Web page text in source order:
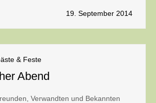
19. September 2014
& Feste
Abend
Verwandten und Bekannten